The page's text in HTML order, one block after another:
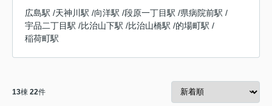
広島駅 /天神川駅 /向洋駅 /段原一丁目駅 /県病院前駅 /
宇品二丁目駅 /比治山下駅 /比治山橋駅 /的場町駅 /
稲荷町駅
13棟 22件